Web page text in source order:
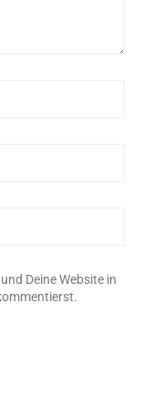
Deine Website in